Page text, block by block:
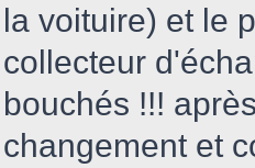
la voituire) et le
collecteur
bouchés !!!
changement et